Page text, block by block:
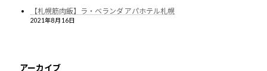
【札幌筋肉飯】ラ・ベランダ アパホテル札幌
2021年8月16日
アーカイブ